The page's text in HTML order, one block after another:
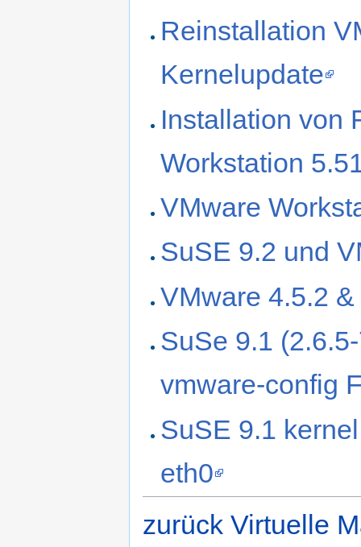
Reinstallation
Kernelupdate
Installation von
Workstation
VMware
SuSE 9.2 und
VMware 4.5.2
SuSe 9.1
vmware-config
SuSE 9.1
eth0
zurück Virtuelle